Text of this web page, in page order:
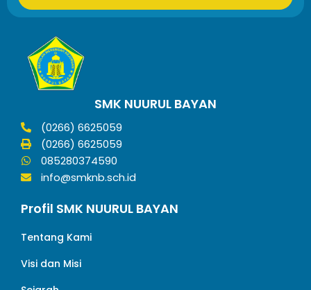
SMK NUURUL BAYAN
(0266) 6625059
(0266) 6625059
085280374590
info@smknb.sch.id
Profil SMK NUURUL BAYAN
Tentang Kami
Visi dan Misi